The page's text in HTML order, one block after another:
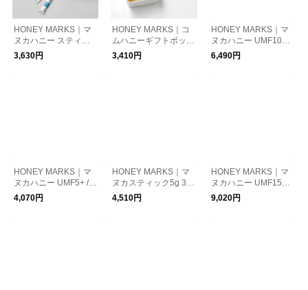
HONEY MARKS｜マ
ヌカハニー スティッ
クタイプ ギフトセッ
ト
3,630円
HONEY MARKS｜コ
ムハニーギフトボック
ス ミニサイズ
3,410円
HONEY MARKS｜マ
ヌカハニー UMF10+ /
MG263+ スティック
タイプ 5g×30本入り
6,490円
HONEY MARKS｜マ
ヌカハニー UMF5+ /
MG83+ スティックタ
イプ 5g×30本入り
4,070円
HONEY MARKS｜マ
ヌカスティック5g 30
本入ギフト缶 ギフト
ボックス入
4,510円
HONEY MARKS｜マ
ヌカハニー UMF15+ /
MG514+ スティック
タイプ 5g×30本入り
9,020円